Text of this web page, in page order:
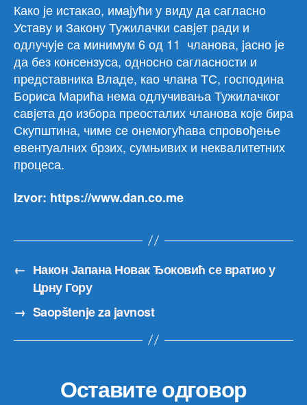
Како је истакао, имаjући у виду да сагласно
Уставу и Закону Тужилачки савjет ради и
одлучуjе са минимум 6 од 11 чланова, jасно jе
да без консензуса, односно сагласности и
представника Владе, као члана ТС, господина
Бориса Марића нема одлучивања Тужилачког
савjета до избора преосталих чланова коjе бира
Скупштина, чиме се онемогућава спровођење
евентуалних брзих, сумњивих и неквалитетних
процеса.
Izvor: https://www.dan.co.me
← Након Јапана Новак Ђоковић се вратио у
Црну Гору
→ Saopštenje za javnost
Оставите одговор